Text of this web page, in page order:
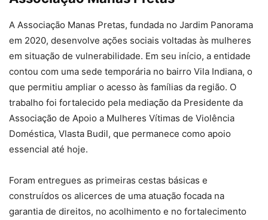
A Associação Manas Pretas, fundada no Jardim Panorama
em 2020, desenvolve ações sociais voltadas às mulheres
em situação de vulnerabilidade. Em seu início, a entidade
contou com uma sede temporária no bairro Vila Indiana, o
que permitiu ampliar o acesso às famílias da região. O
trabalho foi fortalecido pela mediação da Presidente da
Associação de Apoio a Mulheres Vítimas de Violência
Doméstica, Vlasta Budil, que permanece como apoio
essencial até hoje.
Foram entregues as primeiras cestas básicas e
construídos os alicerces de uma atuação focada na
garantia de direitos, no acolhimento e no fortalecimento